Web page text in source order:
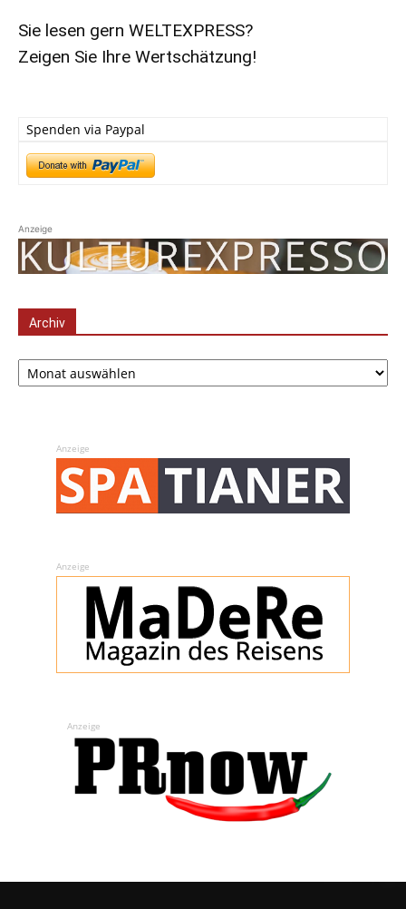
Sie lesen gern WELTEXPRESS?
Zeigen Sie Ihre Wertschätzung!
Spenden via Paypal
Anzeige
Archiv
Archiv
Anzeige
Anzeige
Anzeige